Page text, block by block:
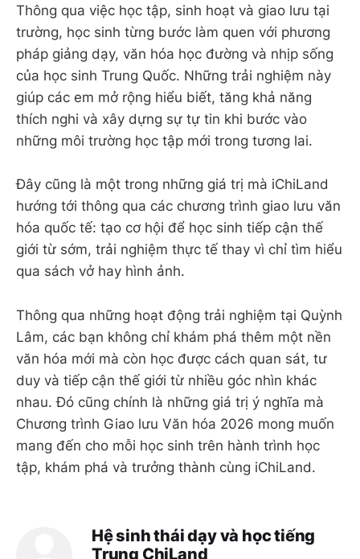
Thông qua việc học tập, sinh hoạt và giao lưu tại
trường, học sinh từng bước làm quen với phương
pháp giảng dạy, văn hóa học đường và nhịp sống
của học sinh Trung Quốc. Những trải nghiệm này
giúp các em mở rộng hiểu biết, tăng khả năng
thích nghi và xây dựng sự tự tin khi bước vào
những môi trường học tập mới trong tương lai.
Đây cũng là một trong những giá trị mà iChiLand
hướng tới thông qua các chương trình giao lưu văn
hóa quốc tế: tạo cơ hội để học sinh tiếp cận thế
giới từ sớm, trải nghiệm thực tế thay vì chỉ tìm hiểu
qua sách vở hay hình ảnh.
Thông qua những hoạt động trải nghiệm tại Quỳnh
Lâm, các bạn không chỉ khám phá thêm một nền
văn hóa mới mà còn học được cách quan sát, tư
duy và tiếp cận thế giới từ nhiều góc nhìn khác
nhau. Đó cũng chính là những giá trị ý nghĩa mà
Chương trình Giao lưu Văn hóa 2026 mong muốn
mang đến cho mỗi học sinh trên hành trình học
tập, khám phá và trưởng thành cùng iChiLand.
Hệ sinh thái dạy và học tiếng
Trung ChiLand